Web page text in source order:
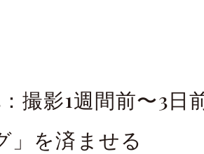
撮影1週間前〜3日
」を済ませる